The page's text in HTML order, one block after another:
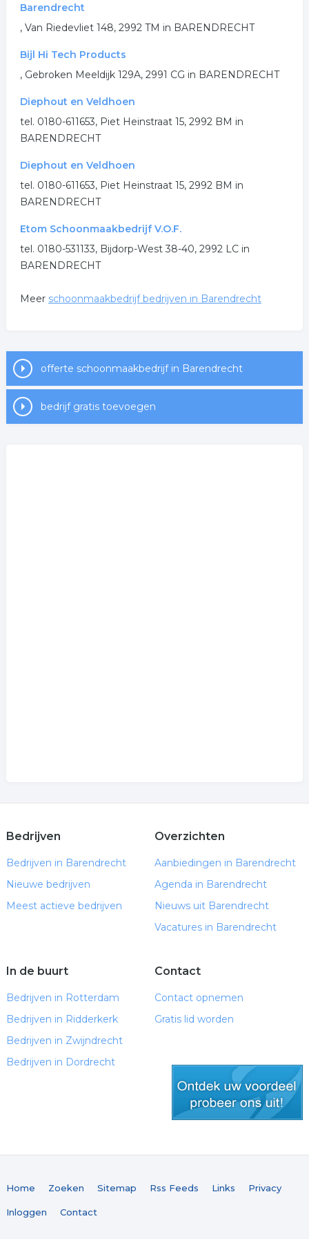
.Barendrecht
, Van Riedevliet 148, 2992 TM in BARENDRECHT
Bijl Hi Tech Products
, Gebroken Meeldijk 129A, 2991 CG in BARENDRECHT
Diephout en Veldhoen
tel. 0180-611653, Piet Heinstraat 15, 2992 BM in
BARENDRECHT
Diephout en Veldhoen
tel. 0180-611653, Piet Heinstraat 15, 2992 BM in
BARENDRECHT
Etom Schoonmaakbedrijf V.O.F.
tel. 0180-531133, Bijdorp-West 38-40, 2992 LC in
BARENDRECHT
Meer schoonmaakbedrijf bedrijven in Barendrecht
offerte schoonmaakbedrijf in Barendrecht
bedrijf gratis toevoegen
Bedrijven
Bedrijven in Barendrecht
Nieuwe bedrijven
Meest actieve bedrijven
Overzichten
Aanbiedingen in Barendrecht
Agenda in Barendrecht
Nieuws uit Barendrecht
Vacatures in Barendrecht
In de buurt
Bedrijven in Rotterdam
Bedrijven in Ridderkerk
Bedrijven in Zwijndrecht
Bedrijven in Dordrecht
Contact
Contact opnemen
Gratis lid worden
Home Zoeken Sitemap Rss Feeds Links Privacy
Inloggen Contact